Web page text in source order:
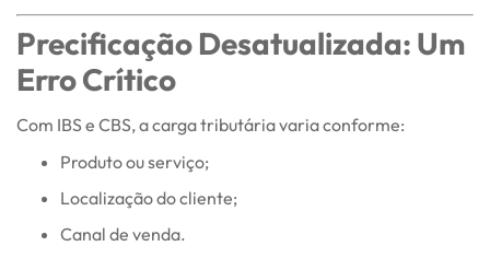
Precificação Desatualizada: Um
Erro Crítico
Com IBS e CBS, a carga tributária varia conforme:
Produto ou serviço;
Localização do cliente;
Canal de venda.